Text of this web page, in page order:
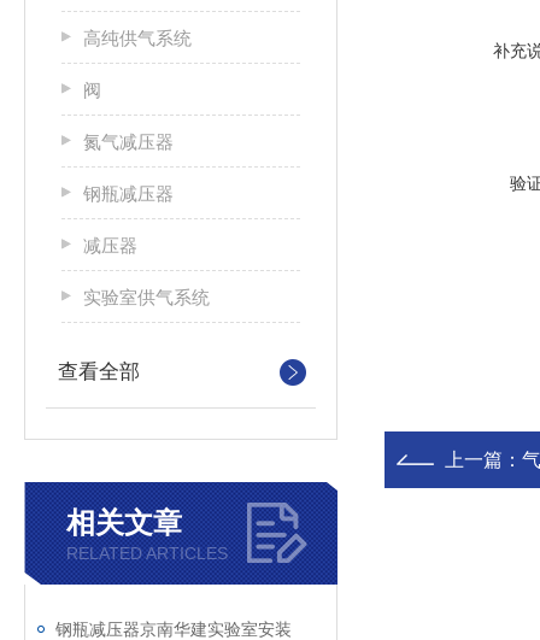
高纯供气系统
阀
氮气减压器
钢瓶减压器
减压器
实验室供气系统
查看全部
相关文章
RELATED ARTICLES
钢瓶减压器京南华建实验室安装
补充
验
上一篇：